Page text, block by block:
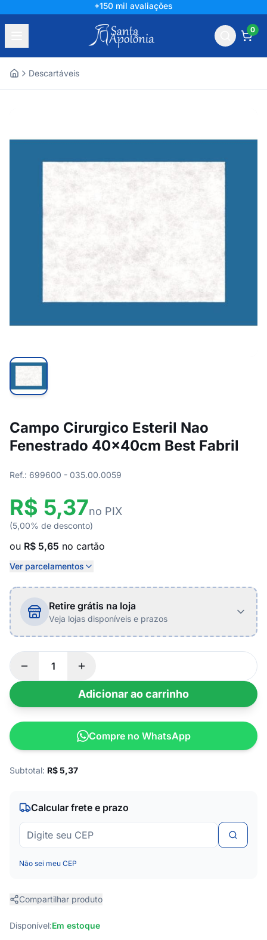
+150 mil avaliações
0
Descartáveis
Campo Cirurgico Esteril Nao
Fenestrado 40x40cm Best Fabril
Ref.: 699600 - 035.00.0059
R$ 5,37no PIX
(5,00% de desconto)
ou R$ 5,65 no cartão
Ver parcelamentos
Retire grátis na loja
Veja lojas disponíveis e prazos
Adicionar ao carrinho
Compre no WhatsApp
Subtotal: R$5,37
Calcular frete e prazo
Não sei meu CEP
Compartilhar produto
Disponível:Em estoque